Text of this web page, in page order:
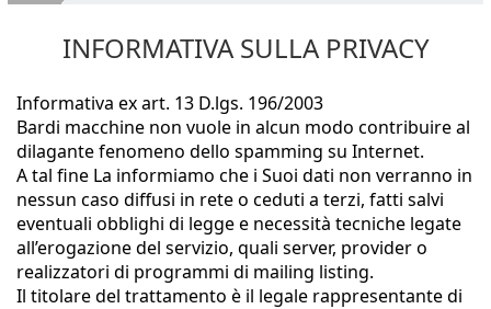
Macchine Legno Usate
Servizi
VENDI LE TUE MACCHINE
Dove Siamo
Contatti
INFORMATIVA SULLA PRIVACY
Informativa ex art. 13 D.lgs. 196/2003
Bardi macchine non vuole in alcun modo contribuire al
dilagante fenomeno dello spamming su Internet.
A tal fine La informiamo che i Suoi dati non verranno in
nessun caso diffusi in rete o ceduti a terzi, fatti salvi
eventuali obblighi di legge e necessità tecniche legate
all’erogazione del servizio, quali server, provider o
realizzatori di programmi di mailing listing.
Il titolare del trattamento è il legale rappresentante di